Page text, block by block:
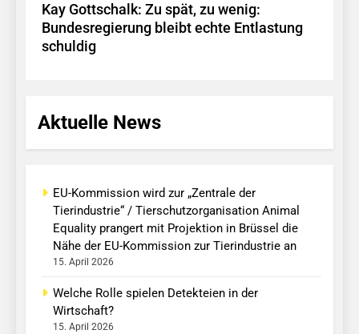
Kay Gottschalk: Zu spät, zu wenig:
Bundesregierung bleibt echte Entlastung
schuldig
Aktuelle News
EU-Kommission wird zur „Zentrale der
Tierindustrie“ / Tierschutzorganisation Animal
Equality prangert mit Projektion in Brüssel die
Nähe der EU-Kommission zur Tierindustrie an
15. April 2026
Welche Rolle spielen Detekteien in der
Wirtschaft?
15. April 2026